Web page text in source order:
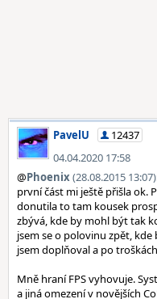
PavelU
12437
04.04.2020 17:58
@Phoenix(28.08.2015 13:07)
první část mi ještě přišla ok.
donutila to tam kousek
zbývá, kde by mohl být tak
jsem se o polovinu zpět,
jsem doplňoval a po
Mně hraní FPS vyhovuje.
a jiná omezení v novějších